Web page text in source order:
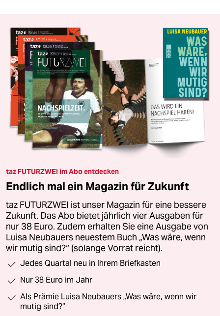
taz FUTURZWEI im Abo entdecken
Endlich mal ein Magazin für Zukunft
taz FUTURZWEI ist unser Magazin für eine bessere
Zukunft. Das Abo bietet jährlich vier Ausgaben für
nur 38 Euro. Zudem erhalten Sie eine Ausgabe von
Luisa Neubauers neuestem Buch „Was wäre, wenn
wir mutig sind?“ (solange Vorrat reicht).
Jedes Quartal neu in Ihrem Briefkasten
Nur 38 Euro im Jahr
Als Prämie Luisa Neubauers „Was wäre, wenn wir
mutig sind?“